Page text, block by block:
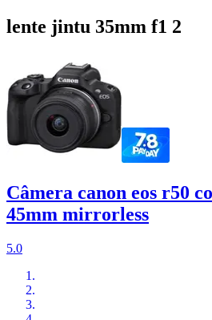
lente jintu 35mm f1 2
Câmera canon eos r50
45mm mirrorless
5.0